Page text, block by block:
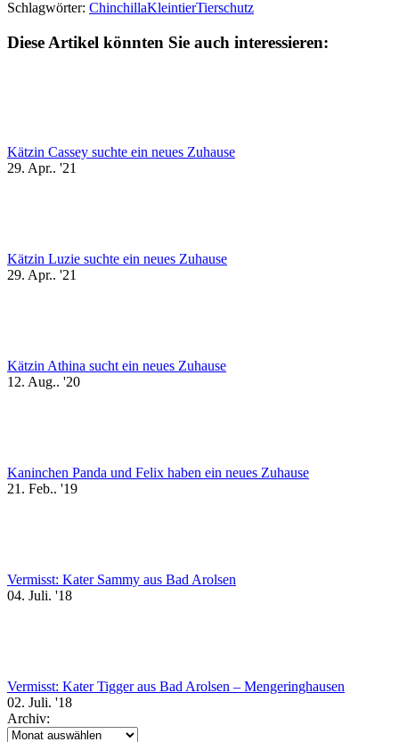
Schlagwörter: ChinchillaKleintierTierschutz
Diese Artikel könnten Sie auch interessieren:
Kätzin Cassey suchte ein neues Zuhause
29. Apr.. '21
Kätzin Luzie suchte ein neues Zuhause
29. Apr.. '21
Kätzin Athina sucht ein neues Zuhause
12. Aug.. '20
Kaninchen Panda und Felix haben ein neues Zuhause
21. Feb.. '19
Vermisst: Kater Sammy aus Bad Arolsen
04. Juli. '18
Vermisst: Kater Tigger aus Bad Arolsen – Mengeringhausen
02. Juli. '18
Archiv:
Archiv: